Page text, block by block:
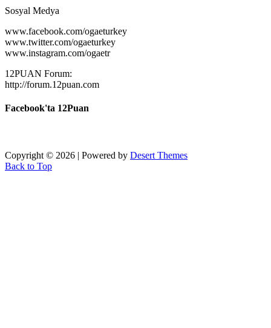
Sosyal Medya
www.facebook.com/ogaeturkey
www.twitter.com/ogaeturkey
www.instagram.com/ogaetr
12PUAN Forum:
http://forum.12puan.com
Facebook'ta 12Puan
Copyright © 2026 | Powered by Desert Themes
Back to Top